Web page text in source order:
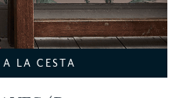
LA CESTA